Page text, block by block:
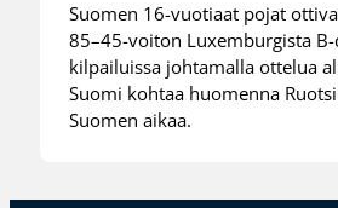
Suomen 16-vuotiaat pojat
85–45-voiton Luxemburgista
kilpailuissa johtamalla ottelua
Suomi kohtaa huomenna
Suomen aikaa.